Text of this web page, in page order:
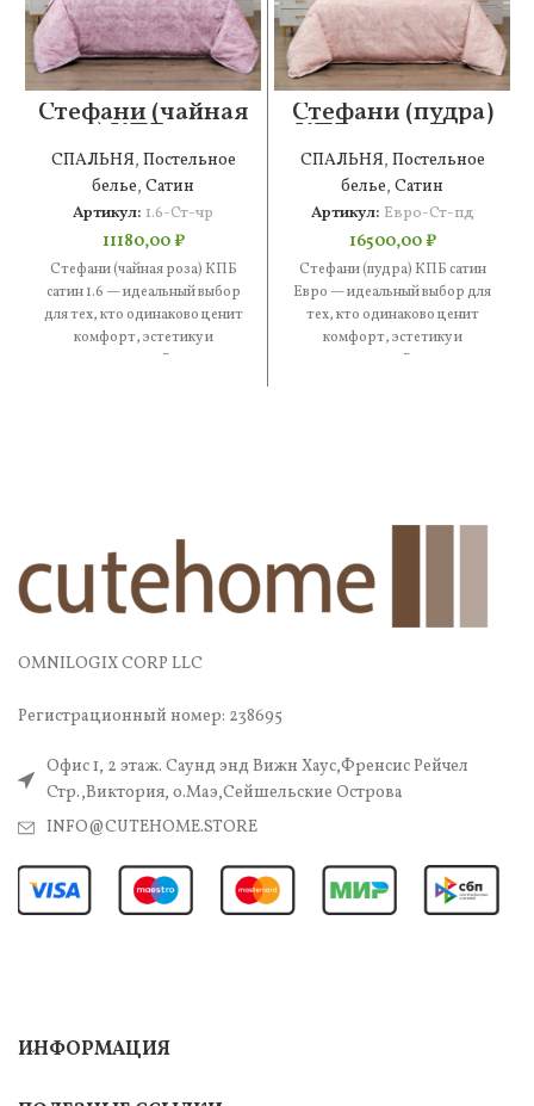
Стефани (чайная
роза) КПБ сатин
1.6
СПАЛЬНЯ, Постельное
белье, Сатин
Артикул: 1.6-Ст-чр
11180,00₽
Стефани (чайная роза) КПБ
сатин 1.6 — идеальный выбор
для тех, кто одинаково ценит
комфорт, эстетику и
практичность. В составе
Стефани (пудра)
КПБ сатин Евро
СПАЛЬНЯ, Постельное
белье, Сатин
Артикул: Евро-Ст-пд
16500,00₽
Стефани (пудра) КПБ сатин
Евро — идеальный выбор для
тех, кто одинаково ценит
комфорт, эстетику и
практичность. В составе —
OMNILOGIX CORP LLC
Регистрационный номер: 238695
Офис 1, 2 этаж. Саунд энд Вижн Хаус,Френсис Рейчел
Стр.,Виктория, о.Маэ,Сейшельские Острова
INFO@CUTEHOME.STORE
ИНФОРМАЦИЯ